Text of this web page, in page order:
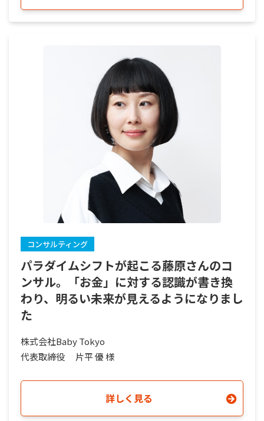
コンサルティング
パラダイムシフトが起こる藤原さんのコ
ンサル。「お金」に対する認識が書き換
わり、明るい未来が見えるようになりまし
た
株式会社Baby Tokyo
代表取締役
片平 優 様
詳しく見る